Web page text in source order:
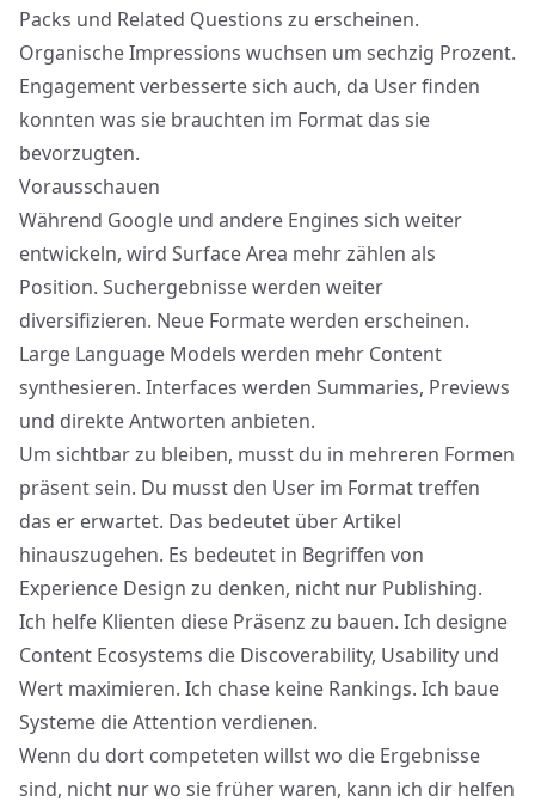
Packs und Related Questions zu erscheinen.
Organische Impressions wuchsen um sechzig Prozent.
Engagement verbesserte sich auch, da User finden
konnten was sie brauchten im Format das sie
bevorzugten.
Vorausschauen
Während Google und andere Engines sich weiter
entwickeln, wird Surface Area mehr zählen als
Position. Suchergebnisse werden weiter
diversifizieren. Neue Formate werden erscheinen.
Large Language Models werden mehr Content
synthesieren. Interfaces werden Summaries, Previews
und direkte Antworten anbieten.
Um sichtbar zu bleiben, musst du in mehreren Formen
präsent sein. Du musst den User im Format treffen
das er erwartet. Das bedeutet über Artikel
hinauszugehen. Es bedeutet in Begriffen von
Experience Design zu denken, nicht nur Publishing.
Ich helfe Klienten diese Präsenz zu bauen. Ich designe
Content Ecosystems die Discoverability, Usability und
Wert maximieren. Ich chase keine Rankings. Ich baue
Systeme die Attention verdienen.
Wenn du dort competeten willst wo die Ergebnisse
sind, nicht nur wo sie früher waren, kann ich dir helfen